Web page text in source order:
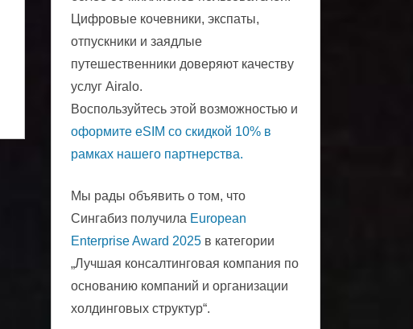
Цифровые кочевники, экспаты,
отпускники и заядлые
путешественники доверяют качеству
услуг Airalo.
Воспользуйтесь этой возможностью и
оформите eSIM со скидкой 10% в
рамках нашего партнерства.
Мы рады объявить о том, что
Сингабиз получила European
Enterprise Award 2025 в категории
„Лучшая консалтинговая компания по
основанию компаний и организации
холдинговых структур“.